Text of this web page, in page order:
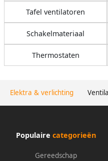
Elektra & verlichting
Tafel ventilatoren
Schakelmateriaal
Thermostaten
Populaire categorieën
Gereedschap